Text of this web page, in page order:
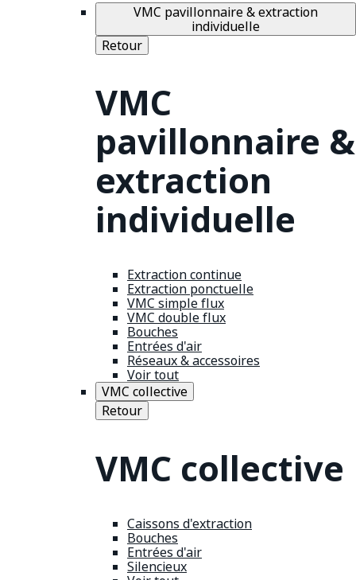
VMC pavillonnaire & extraction
individuelle
Retour
VMC
pavillonnaire &
extraction
individuelle
Extraction continue
Extraction ponctuelle
VMC simple flux
VMC double flux
Bouches
Entrées d'air
Réseaux & accessoires
Voir tout
VMC collective
Retour
VMC collective
Caissons d'extraction
Bouches
Entrées d'air
Silencieux